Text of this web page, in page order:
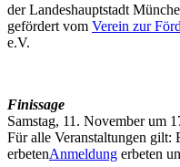
der Landeshauptstadt
gefördert vom Verein zur
e.V.
Finissage
Samstag, 11. November um
Für alle Veranstaltungen gilt:
erbetenAnmeldung erbeten